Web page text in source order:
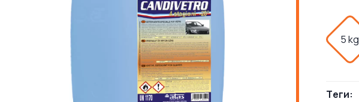
5 kg
Теги: